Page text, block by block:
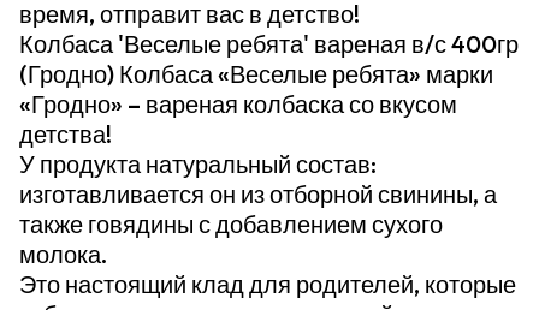
время, отправит вас в детство!
Колбаса 'Веселые ребята' вареная в/с 400гр
(Гродно) Колбаса «Веселые ребята» марки
«Гродно» – вареная колбаска со вкусом
детства!
У продукта натуральный состав:
изготавливается он из отборной свинины, а
также говядины с добавлением сухого
молока.
Это настоящий клад для родителей, которые